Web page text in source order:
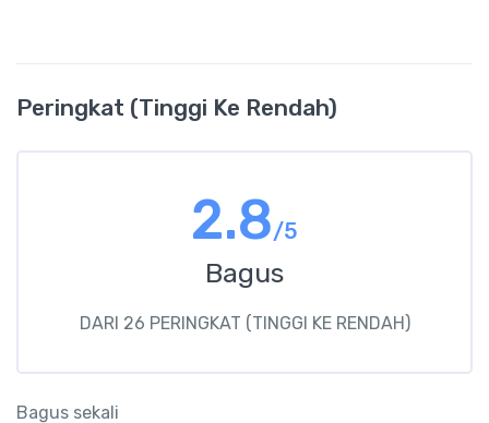
Peringkat (Tinggi Ke Rendah)
2.8/5
Bagus
DARI 26 PERINGKAT (TINGGI KE RENDAH)
Bagus sekali